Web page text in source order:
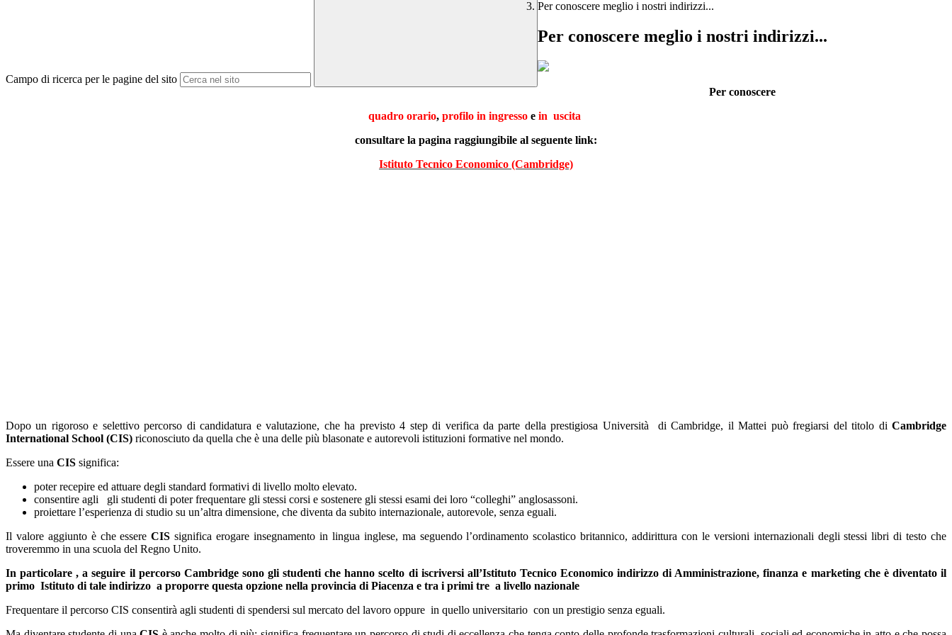
Campo di ricerca per le pagine del sito
Per conoscere meglio i nostri indirizzi...
Per conoscere meglio i nostri indirizzi...
Per conoscere
quadro orario, profilo in ingresso e in uscita
consultare la pagina raggiungibile al seguente link:
Istituto Tecnico Economico (Cambridge)
Dopo un rigoroso e selettivo percorso di candidatura e valutazione, che ha previsto 4 step di verifica da parte della prestigiosa Università di Cambridge, il Mattei può fregiarsi del titolo di Cambridge
International School (CIS) riconosciuto da quella che è una delle più blasonate e autorevoli istituzioni formative nel mondo.
Essere una CIS significa:
poter recepire ed attuare degli standard formativi di livello molto elevato.
consentire agli gli studenti di poter frequentare gli stessi corsi e sostenere gli stessi esami dei loro “colleghi” anglosassoni.
proiettare l’esperienza di studio su un’altra dimensione, che diventa da subito internazionale, autorevole, senza eguali.
Il valore aggiunto è che essereCIS significa erogare insegnamento in lingua inglese, ma seguendo l’ordinamento scolastico britannico, addirittura con le versioni internazionali degli stessi libri di testo che
troveremmo in una scuola del Regno Unito.
In particolare , a seguire il percorso Cambridge sono gli studenti che hanno scelto di iscriversi all’Istituto Tecnico Economico indirizzo di Amministrazione, finanza e marketing che è diventato il
primo Istituto di tale indirizzo a proporre questa opzione nella provincia di Piacenza e tra i primi tre a livello nazionale
Frequentare il percorso CIS consentirà agli studenti di spendersi sul mercato del lavoro oppure in quello universitario con un prestigio senza eguali.